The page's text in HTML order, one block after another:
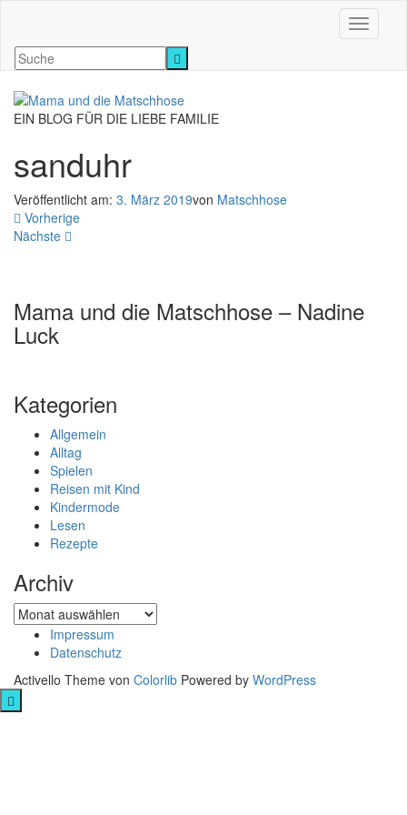
EIN BLOG FÜR DIE LIEBE FAMILIE
sanduhr
Veröffentlicht am: 3. März 2019von Matschhose
Vorherige
Nächste
Mama und die Matschhose – Nadine
Luck
Kategorien
Allgemein
Alltag
Spielen
Reisen mit Kind
Kindermode
Lesen
Rezepte
Archiv
Archiv
Impressum
Datenschutz
Activello Theme von Colorlib Powered by WordPress